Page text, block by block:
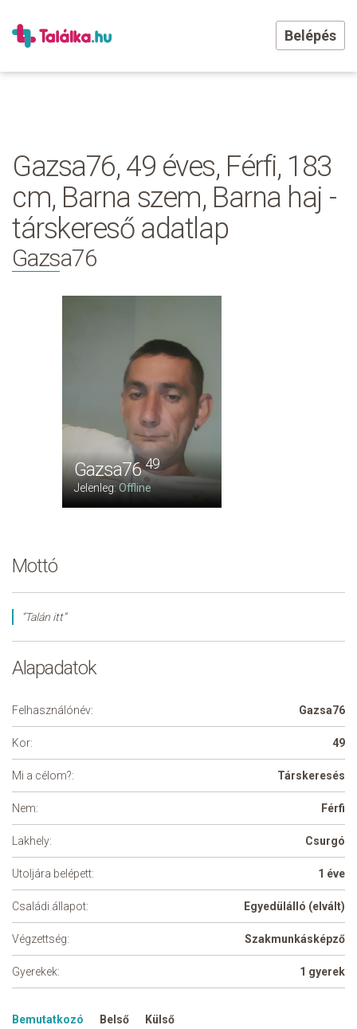
Belépés
Gazsa76, 49 éves, Férfi, 183
cm, Barna szem, Barna haj -
társkereső adatlap
Gazsa76
Gazsa7649
Jelenleg:Offline
Mottó
“Talán itt”
Alapadatok
Felhasználónév: Gazsa76
Kor: 49
Mi a célom?: Társkeresés
Nem: Férfi
Lakhely: Csurgó
Utoljára belépett: 1 éve
Családi állapot: Egyedülálló (elvált)
Végzettség: Szakmunkásképző
Gyerekek: 1 gyerek
Bemutatkozó Belső Külső